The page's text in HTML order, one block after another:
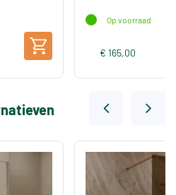
Op voorraad
€ 165,00